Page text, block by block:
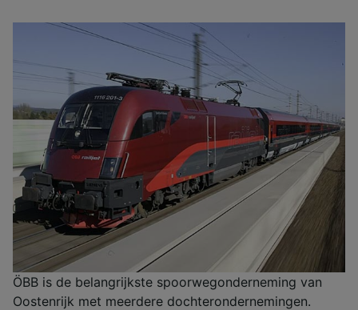
ÖBB is de belangrijkste spoorwegonderneming van
Oostenrijk met meerdere dochterondernemingen.